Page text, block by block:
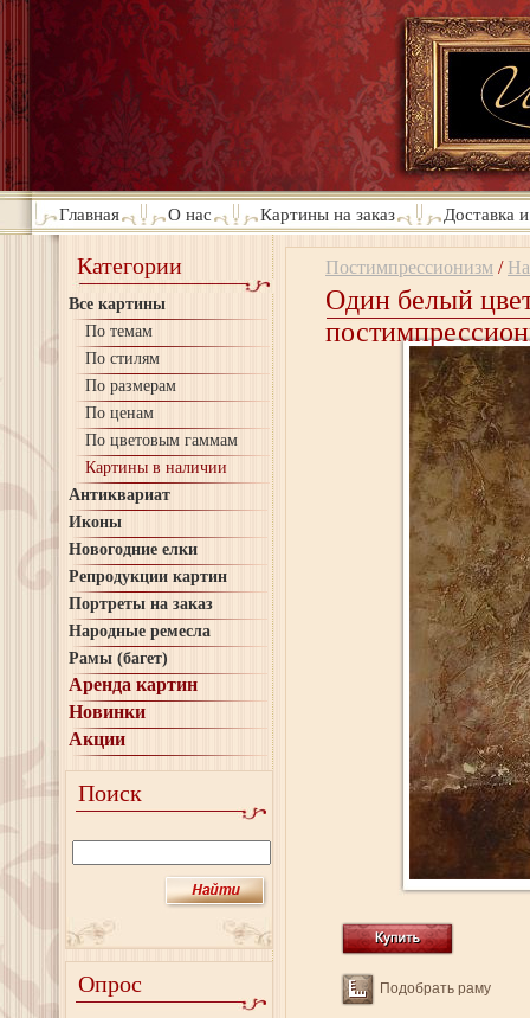
Главная О нас Картины на заказ Доставка
Категории
Все картины
По темам
По стилям
По размерам
По ценам
По цветовым гаммам
Картины в наличии
Антиквариат
Иконы
Новогодние елки
Репродукции картин
Портреты на заказ
Народные ремесла
Рамы (багет)
Аренда картин
Новинки
Акции
Поиск
Опрос
Постимпрессионизм /
Один белый
Подобрать раму